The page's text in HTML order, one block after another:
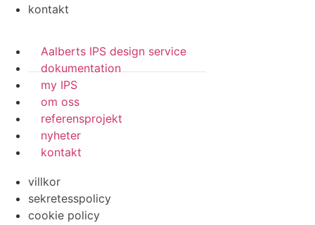
kontakt
Aalberts IPS design service
dokumentation
my IPS
om oss
referensprojekt
nyheter
kontakt
villkor
sekretesspolicy
cookie policy